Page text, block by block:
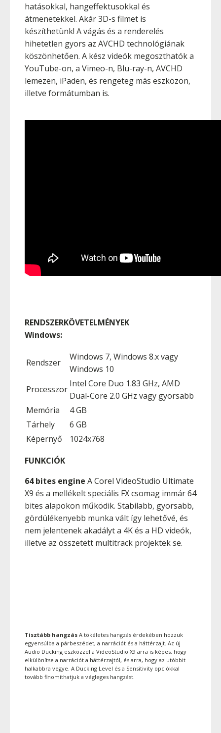
hatásokkal, hangeffektusokkal és
átmenetekkel. Akár 3D-s filmet is
készíthetünk! A vágás és a renderelés
hihetetlen gyors az AVCHD technológiának
köszönhetően. A kész videók megoszthatók a
YouTube-on, a Vimeo-n, Blu-ray-n, AVCHD
lemezen, iPaden, és rengeteg más eszközön,
illetve formátumban is.
RENDSZERKÖVETELMÉNYEK
Windows:
Rendszer
Windows 7, Windows 8.x vagy
Windows 10
Processzor
Intel Core Duo 1.83 GHz, AMD
Dual-Core 2.0 GHz vagy gyorsabb
Memória
4 GB
Tárhely
6 GB
Képernyő
1024x768
FUNKCIÓK
64 bites engine A Corel VideoStudio Ultimate
X9 és a mellékelt speciális FX csomag immár 64
bites alapokon működik. Stabilabb, gyorsabb,
gördülékenyebb munka vált így lehetővé, és
nem jelentenek akadályt a 4K és a HD videók,
illetve az összetett multitrack projektek se.
Tisztább hangzás A tökéletes hangzás érdekében hozzuk
egyensúlba a párbeszédet, a narrációt és a háttérzajt. Az új
Audio Ducking eszközzel a VideoStudio X9 arra is képes, hogy
elkülönítse a narrációt a háttérzajtól, és arra, hogy az utóbbit
halkabbra vegye. A Ducking Level és a Sensitivity opciókkal
tovább finomíthatjuk a végleges hangzást.